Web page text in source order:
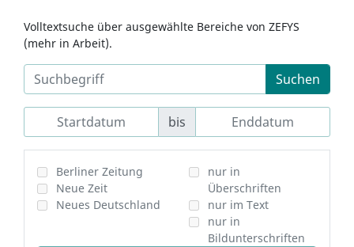
Volltextsuche über ausgewählte Bereiche von ZEFYS
(mehr in Arbeit).
Suchen
bis
Berliner Zeitung
Neue Zeit
Neues Deutschland
nur in
Überschriften
nur im Text
nur in
Bildunterschriften